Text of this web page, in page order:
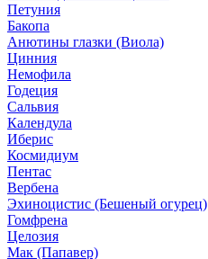
Петуния
Бакопа
Анютины глазки (Виола)
Цинния
Немофила
Годеция
Сальвия
Календула
Иберис
Космидиум
Пентас
Вербена
Эхиноцистис (Бешеный огурец)
Гомфрена
Целозия
Мак (Папавер)